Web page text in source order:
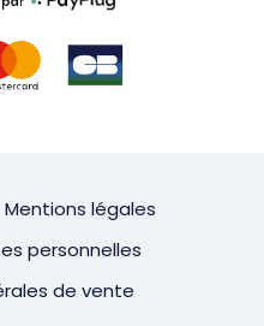
Mentions légales
personnelles
de vente